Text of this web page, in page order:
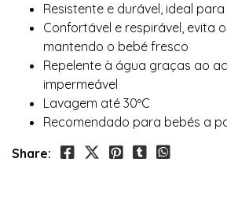
Resistente e durável, ideal
Confortável e respirável, evita
mantendo o bebé fresco
Repelente à água graças ao
impermeável
Lavagem até 30ºC
Recomendado para bebés a
Share: